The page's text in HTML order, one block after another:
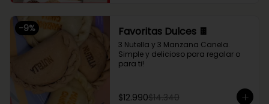
-9% Favoritas Dulces 🍫
3 Nutella y 3 Manzana Canela.
Simple y delicioso para regalar o
para ti!
$12.990$14.340